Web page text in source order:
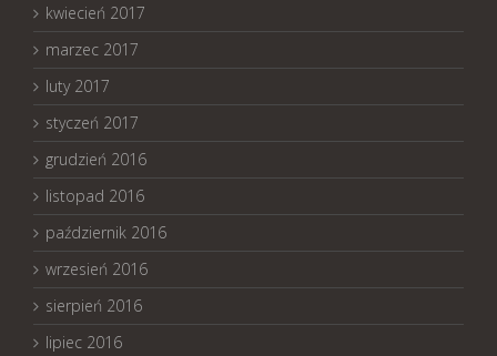
kwiecień 2017
marzec 2017
luty 2017
styczeń 2017
grudzień 2016
listopad 2016
październik 2016
wrzesień 2016
sierpień 2016
lipiec 2016